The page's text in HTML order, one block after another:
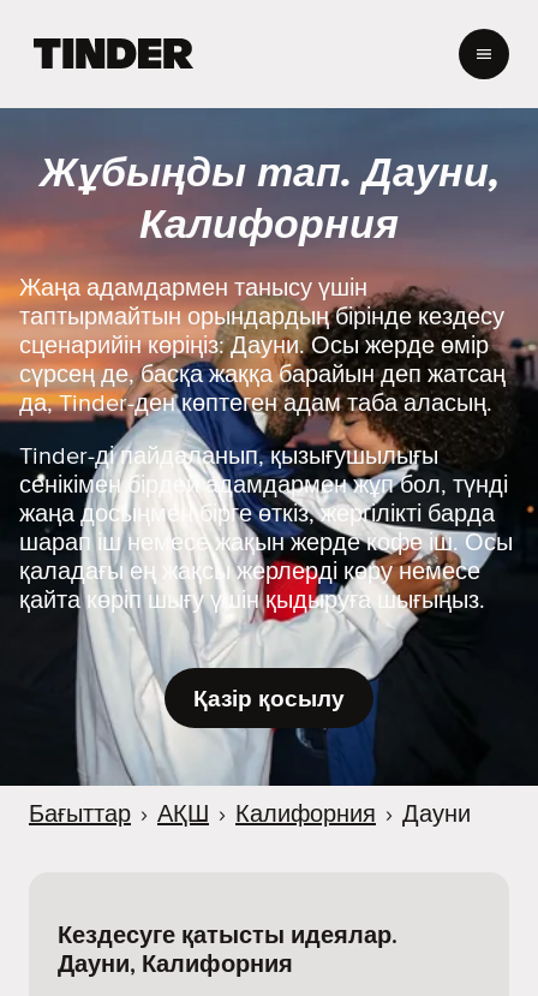
e
r
o
e
Жұбыңды тап. Дауни,
Калифорния
Жаңа адамдармен танысу үшін
таптырмайтын орындардың бірінде кездесу
сценарийін көріңіз: Дауни. Осы жерде өмір
сүрсең де, басқа жаққа барайын деп жатсаң
да, Tinder-ден көптеген адам таба аласың.
Tinder-ді пайдаланып, қызығушылығы
сенікімен бірдей адамдармен жұп бол, түнді
жаңа досыңмен бірге өткіз, жергілікті барда
шарап іш немесе жақын жерде кофе іш. Осы
қаладағы ең жақсы жерлерді көру немесе
қайта көріп шығу үшін қыдыруға шығыңыз.
Қазір қосылу
Бағыттар › АҚШ › Калифорния › Дауни
Кездесуге қатысты идеялар.
Дауни, Калифорния